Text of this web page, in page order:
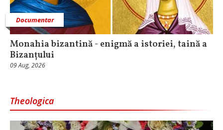
Documentar
Monahia bizantină - enigmă a istoriei, taină a
Bizanțului
09 Aug, 2026
Theologica